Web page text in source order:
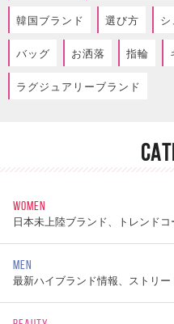
韓国ブランド 選び方 シ
バッグ お洒落 指輪
ラグジュアリーブランド
WOMEN
日本未上陸ブランド、トレンド
MEN
最新ハイブランド情報、ストリ